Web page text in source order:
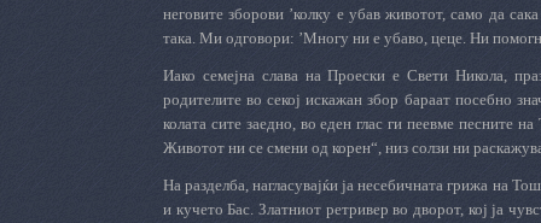
неговите зборови ’колку е убав животот, само да
така. Ми одговори: ’Многу ни е убаво, цеце. Ни
Иако семејна слава на Проески е Свети Никола,
родителите во секој искажан збор бараат посебно
колата сите заедно, во еден глас ги пеевме песните
Животот ни се смени од корен“, низ солзи ни
На разделба, нагласувајќи ја несебичната грижа на
и кучето Бас. Златниот ретривер во дворот, кој ја